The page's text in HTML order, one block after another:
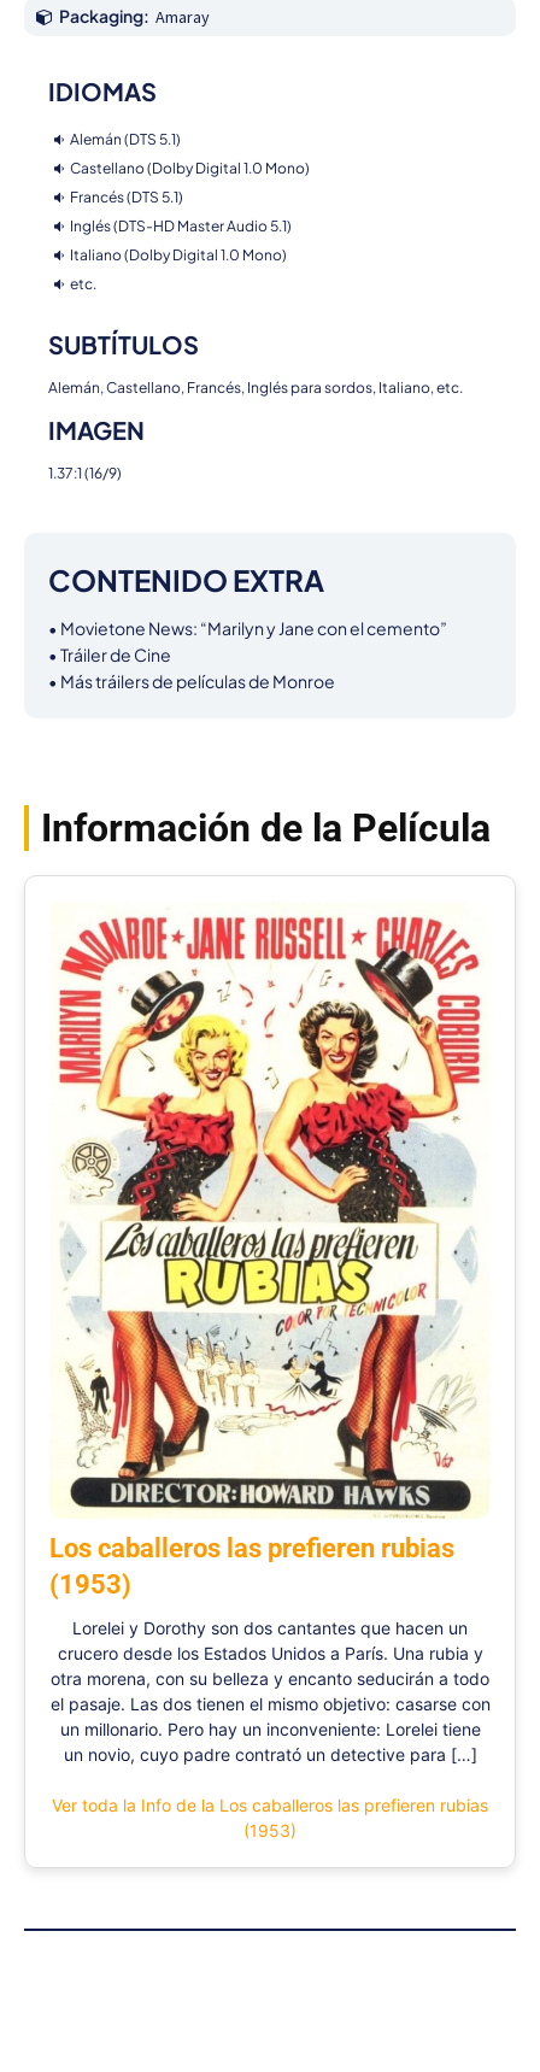
Packaging: Amaray
IDIOMAS
Alemán (DTS 5.1)
Castellano (Dolby Digital 1.0 Mono)
Francés (DTS 5.1)
Inglés (DTS-HD Master Audio 5.1)
Italiano (Dolby Digital 1.0 Mono)
etc.
SUBTÍTULOS
Alemán, Castellano, Francés, Inglés para sordos, Italiano, etc.
IMAGEN
1.37:1 (16/9)
CONTENIDO EXTRA
• Movietone News: “Marilyn y Jane con el cemento”
• Tráiler de Cine
• Más tráilers de películas de Monroe
Información de la Película
Los caballeros las prefieren rubias
(1953)
Lorelei y Dorothy son dos cantantes que hacen un
crucero desde los Estados Unidos a París. Una rubia y
otra morena, con su belleza y encanto seducirán a todo
el pasaje. Las dos tienen el mismo objetivo: casarse con
un millonario. Pero hay un inconveniente: Lorelei tiene
un novio, cuyo padre contrató un detective para […]
Ver toda la Info de la Los caballeros las prefieren rubias
(1953)